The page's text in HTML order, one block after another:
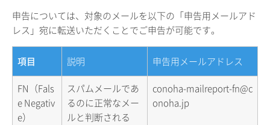
申告については、対象のメールを以下の「申告用メールアド
レス」宛に転送いただくことでご申告が可能です。
項目 説明 申告用メールアドレス
FN（Fals
e Negativ
e）
スパムメールであ
るのに正常なメー
ルと判断される
conoha-mailreport-fn@c
onoha.jp